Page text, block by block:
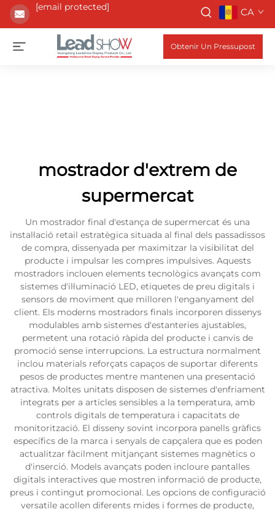
[email protected] CA
Obtenir Un Pressupost
mostrador d'extrem de
supermercat
Un mostrador final d'estança de supermercat és una
instal·lació retail estratègica situada al final dels passadissos
de compra, dissenyada per maximitzar la visibilitat del
producte i impulsar les compres impulsives. Aquests
mostradors inclouen elements tecnològics avançats com
sistemes d'il·luminació LED, etiquetes de preu digitals i
sensors de moviment que milloren l'enganyament del
client. Els moderns mostradors finals incorporen dissenys
modulables amb sistemes d'estanteries ajustables,
permetent una rotació ràpida del producte i canvis de
promoció sense interrupcions. La estructura normalment
inclou materials reforçats capaços de suportar diferents
pesos de productes mentre mantenen una presentació
atractiva. Moltes unitats disposen de sistemes d'enfriament
integrats per a articles sensibles a la temperatura, amb
controls digitals de temperatura i capacitats de
monitorització. El disseny sovint incorpora panells gràfics
específics de la marca i senyals de capçalera que es poden
actualitzar fàcilment mitjançant sistemes magnètics o
d'inserció. Models avançats poden incloure pantalles
digitals interactives que mostren informació de producte,
preus i contingut promocional. Les opcions de configuració
versatile acollen diferents mides i formes de producte,